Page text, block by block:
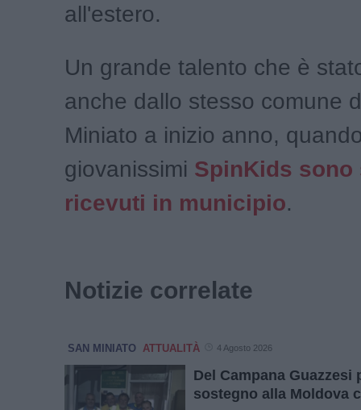
all'estero.
Un grande talento che è
anche dallo stesso comune
Miniato a inizio anno,
giovanissimi SpinKids sono
ricevuti in municipio.
Notizie correlate
SAN MINIATO ATTUALITÀ 4 Agosto 2026
Del Campana
sostegno alla Moldova